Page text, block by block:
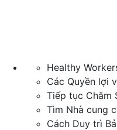
Healthy
Các Quyền lợi
Tiếp tục Chăm
Tìm Nhà cung
Cách Duy trì